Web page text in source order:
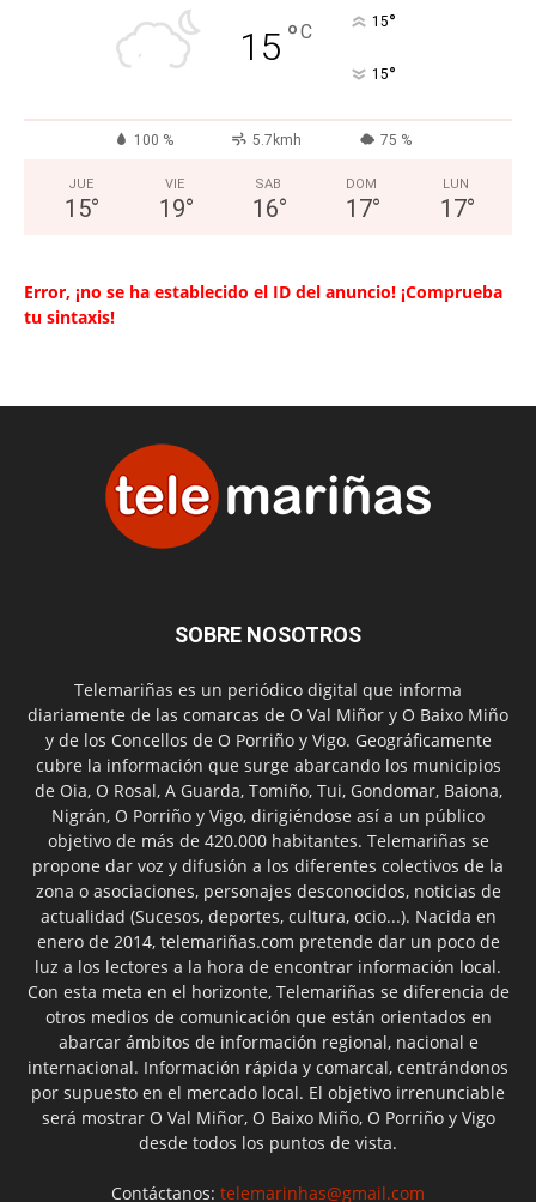
15 °C 15°
15°
100 % 5.7kmh 75 %
JUE
15°
VIE
19°
SAB
16°
DOM
17°
LUN
17°
Error, ¡no se ha establecido el ID del anuncio! ¡Comprueba
tu sintaxis!
SOBRE NOSOTROS
Telemariñas es un periódico digital que informa
diariamente de las comarcas de O Val Miñor y O Baixo Miño
y de los Concellos de O Porriño y Vigo. Geográficamente
cubre la información que surge abarcando los municipios
de Oia, O Rosal, A Guarda, Tomiño, Tui, Gondomar, Baiona,
Nigrán, O Porriño y Vigo, dirigiéndose así a un público
objetivo de más de 420.000 habitantes. Telemariñas se
propone dar voz y difusión a los diferentes colectivos de la
zona o asociaciones, personajes desconocidos, noticias de
actualidad (Sucesos, deportes, cultura, ocio...). Nacida en
enero de 2014, telemariñas.com pretende dar un poco de
luz a los lectores a la hora de encontrar información local.
Con esta meta en el horizonte, Telemariñas se diferencia de
otros medios de comunicación que están orientados en
abarcar ámbitos de información regional, nacional e
internacional. Información rápida y comarcal, centrándonos
por supuesto en el mercado local. El objetivo irrenunciable
será mostrar O Val Miñor, O Baixo Miño, O Porriño y Vigo
desde todos los puntos de vista.
Contáctanos: telemarinhas@gmail.com